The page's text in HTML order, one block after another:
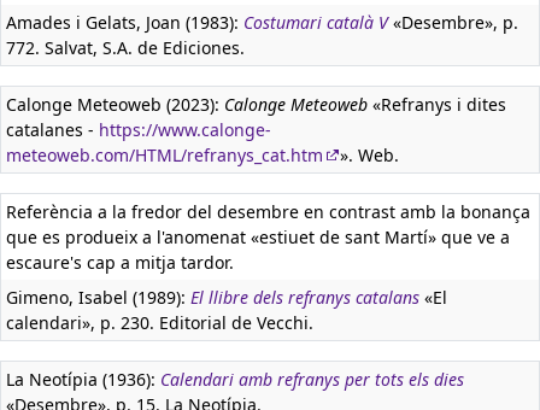
Amades i Gelats, Joan (1983): Costumari català V«Desembre», p.
772. Salvat, S.A. de Ediciones.
Calonge Meteoweb (2023): Calonge Meteoweb «Refranys i dites
catalanes - https://www.calonge-
meteoweb.com/HTML/refranys_cat.htm
». Web.
Referència a la fredor del desembre en contrast amb la bonança
que es produeix a l'anomenat «estiuet de sant Martí» que ve a
escaure's cap a mitja tardor.
Gimeno, Isabel (1989): El llibre dels refranys catalans «El
calendari», p. 230. Editorial de Vecchi.
La Neotípia (1936): Calendari amb refranys per tots els dies
«Desembre», p. 15. La Neotípia.